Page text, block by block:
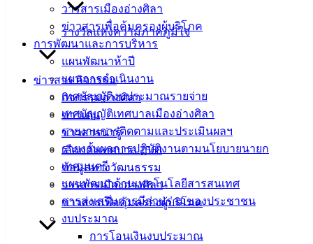
วารสารเมืองอ่างศิลา
ข่าวสารเพื่อคุ้มครองผู้บริโภค
การพัฒนาและการบริหาร
แผนพัฒนาห้าปี
แผนการดำเนินงาน
เทศบัญญัติงบประมาณรายจ่าย
เทศบัญญัติเทศบาลเมืองอ่างศิลา
รายงานการติดตามและประเมินผลฯ
รายงานผลการปฏิบัติงานตามนโยบายนายก
เทศมนตรี
แผนพัฒนาด้านเทคโนโลยีสารสนเทศ
การส่งเสริมการมีส่วนร่วมของประชาชน
งบประมาณ
การโอนเงินงบประมาณ
รางวัลแห่งความภาคภูมิใจ
ข่าวสาร กิจกรรม
กิจกรรมอ่างศิลา
ข่าวเด่น
ข่าวสารน่ารู้
เลือกตั้งเทศบาล 2568
ข้อมูลทางวัฒนธรรม
วารสารเมืองอ่างศิลา
ข่าวสารเพื่อคุ้มครองผู้บริโภค
เอกสาร
คู่มือ
สำหรับ
ประชาชน/
คู่มือการ
ปฏิบัติ
งาน
ข่าวสาร
น่ารู้
ศุนย์
ข้อมูล
ข่าวสาร
อิเล็กทรอนิกส์